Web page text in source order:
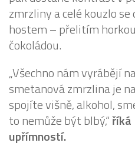
zmrzliny a celé kouzlo
hostem – přelitím
čokoládou.
„Všechno nám vyrábějí
smetanová zmrzlina je
spojíte višně, alkohol,
to nemůže být blbý,“říká
upřímností.